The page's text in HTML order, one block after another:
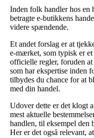
Inden folk handler hos en
betragte e-butikkens
videre spændende.
Et andet forslag er at
e-mærket, som typisk er
officielle regler, foruden
som har ekspertise inden
tilbydes du chance for at
med din handel.
Udover dette er det klogt
mest aktuelle
handlen, til eksempel den
Her er det også relevant,